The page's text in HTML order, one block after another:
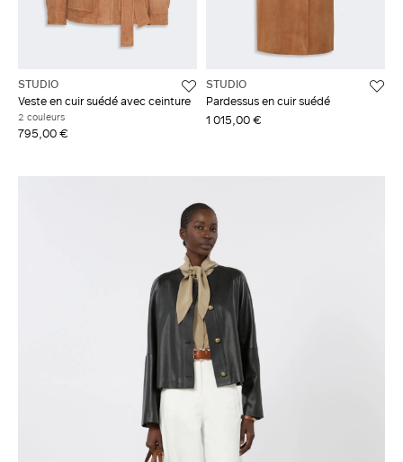
STUDIO
Veste en cuir suédé avec ceinture
2 couleurs
795,00 €
STUDIO
Pardessus en cuir suédé
1 015,00 €